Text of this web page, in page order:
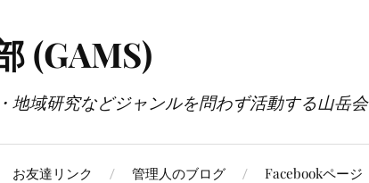
(GAMS)
地域研究などジャンルを問わず活動する山岳会
お友達リンク 管理人のブログ Facebookページ